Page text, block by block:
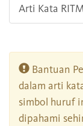
Arti Kata
Bantuan
dalam arti
simbol huruf
dipahami